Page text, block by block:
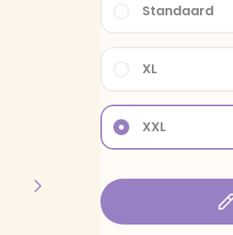
XXL
XL
Standaard